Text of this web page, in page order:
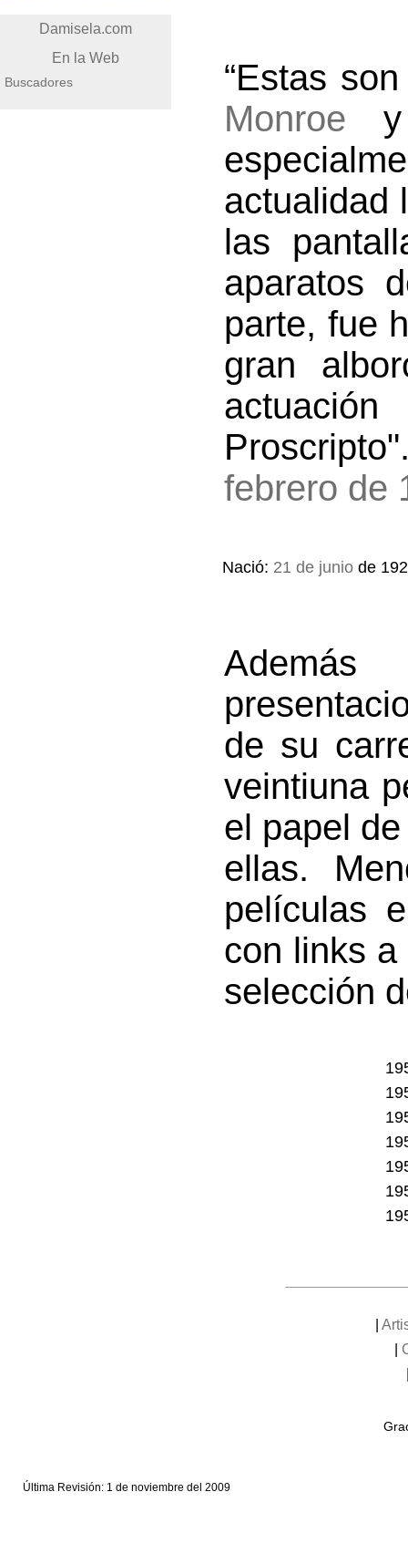
Damisela.com
En la Web
Buscadores
“Estas
Monroe y
actualidad
las
aparatos
parte, fue
gran
febrero de
Nació: 21 de junio de
de su
veintiuna
el papel
ellas.
películas
con links
selección
Última Revisión: 1 de noviembre del 2009